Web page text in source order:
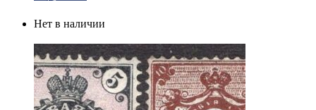
Нет в наличии